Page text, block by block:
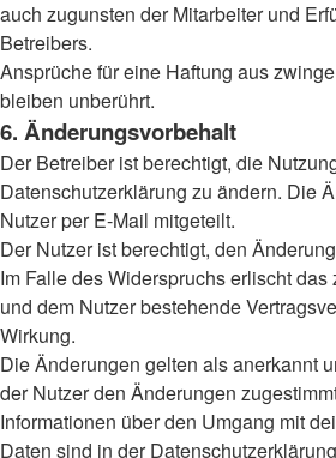
auch zugunsten der Mitarbeiter und
Betreibers.
Ansprüche für eine Haftung aus
bleiben unberührt.
6. Änderungsvorbehalt
Der Betreiber ist berechtigt, die
Datenschutzerklärung zu ändern. Die
Nutzer per E-Mail mitgeteilt.
Der Nutzer ist berechtigt, den
Im Falle des Widerspruchs erlischt
und dem Nutzer bestehende
Wirkung.
Die Änderungen gelten als anerkannt
der Nutzer den Änderungen
Informationen über den Umgang mit
Daten sind in der